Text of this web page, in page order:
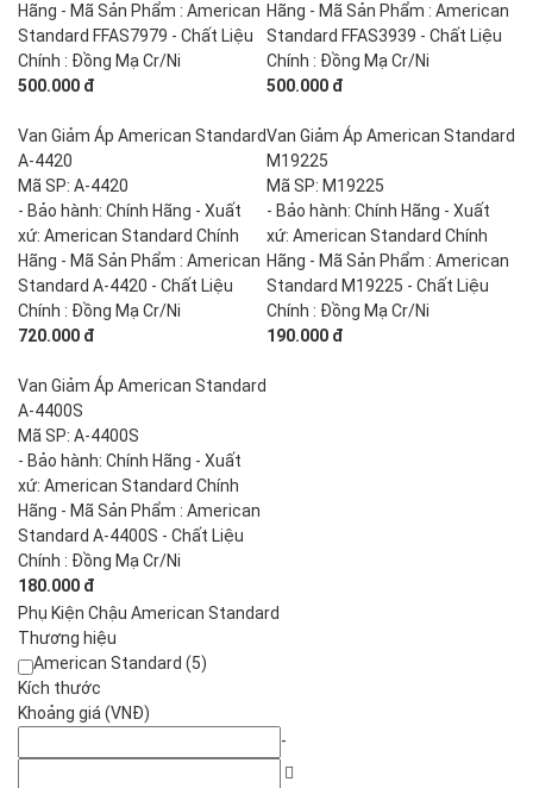
Hãng - Mã Sản Phẩm : American
Standard FFAS7979 - Chất Liệu
Chính : Đồng Mạ Cr/Ni
500.000 đ
Hãng - Mã Sản Phẩm : American
Standard FFAS3939 - Chất Liệu
Chính : Đồng Mạ Cr/Ni
500.000 đ
Van Giảm Áp American Standard
A-4420
Mã SP: A-4420
- Bảo hành: Chính Hãng - Xuất
xứ: American Standard Chính
Hãng - Mã Sản Phẩm : American
Standard A-4420 - Chất Liệu
Chính : Đồng Mạ Cr/Ni
720.000 đ
Van Giảm Áp American Standard
M19225
Mã SP: M19225
- Bảo hành: Chính Hãng - Xuất
xứ: American Standard Chính
Hãng - Mã Sản Phẩm : American
Standard M19225 - Chất Liệu
Chính : Đồng Mạ Cr/Ni
190.000 đ
Van Giảm Áp American Standard
A-4400S
Mã SP: A-4400S
- Bảo hành: Chính Hãng - Xuất
xứ: American Standard Chính
Hãng - Mã Sản Phẩm : American
Standard A-4400S - Chất Liệu
Chính : Đồng Mạ Cr/Ni
180.000 đ
Phụ Kiện Chậu American Standard
Thương hiệu
American Standard (5)
Kích thước
Khoảng giá (VNĐ)
-